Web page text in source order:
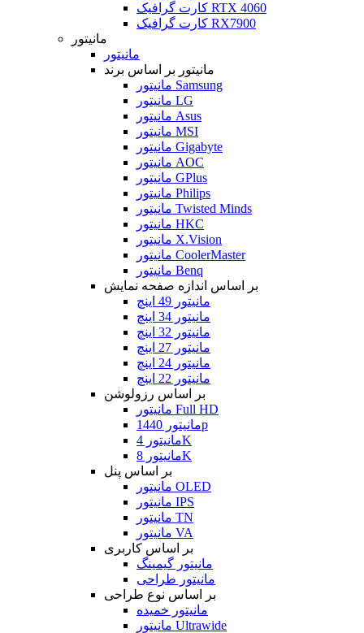
کارت گرافیک RTX 4060
کارت گرافیک RX7900
مانیتور
مانیتور
مانیتور بر اساس برند
مانیتور Samsung
مانیتور LG
مانیتور Asus
مانیتور MSI
مانیتور Gigabyte
مانیتور AOC
مانیتور GPlus
مانیتور Philips
مانیتور Twisted Minds
مانیتور HKC
مانیتور X.Vision
مانیتور CoolerMaster
مانیتور Benq
بر اساس اندازه صفحه نمایش
مانیتور 49 اینچ
مانیتور 34 اینچ
مانیتور 32 اینچ
مانیتور 27 اینچ
مانیتور 24 اینچ
مانیتور 22 اینچ
بر اساس رزولوشن
مانیتور Full HD
مانیتور 1440p
مانیتور 4K
مانیتور 8K
بر اساس پنل
مانیتور OLED
مانیتور IPS
مانیتور TN
مانیتور VA
بر اساس کاربری
مانیتور گیمینگ
مانیتور طراحی
بر اساس نوع طراحی
مانیتور خمیده
مانیتور Ultrawide